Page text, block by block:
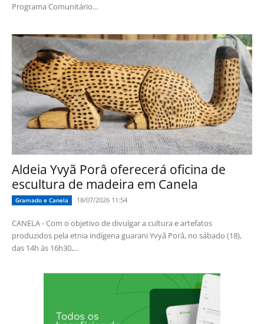
Programa Comunitário...
Aldeia Yvyã Porâ oferecerá oficina de
escultura de madeira em Canela
Gramado e Canela 18/07/2026 11:54
CANELA - Com o objetivo de divulgar a cultura e artefatos
produzidos pela etnia indígena guarani Yvyã Porâ, no sábado (18),
das 14h às 16h30,...